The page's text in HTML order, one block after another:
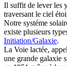
Il suffit de lever les
traversant le ciel
Notre systéme
existe plusieurs
Initiation/Galaxie.
La Voie lactée,
une grande galaxie